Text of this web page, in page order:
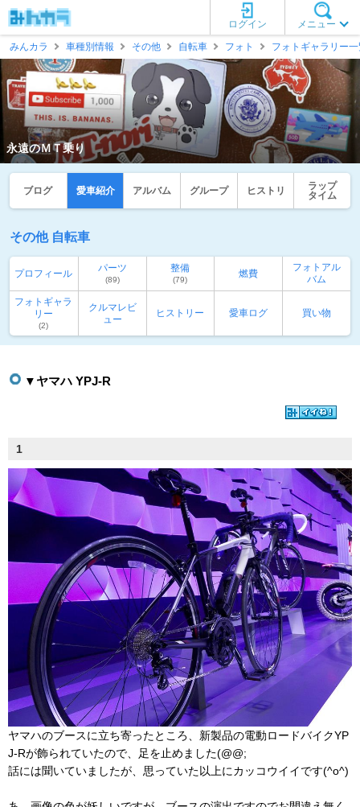
メニュー
ログイン
みんカラ
車種別情報 その他 自転車 フォト フォトギャラリー
永遠のＭＴ乗り
ブログ 愛車紹介 アルバム グループ ヒストリ
ラップ
タイム
その他 自転車
プロフィール パーツ
(89)
整備
(79)
燃費
フォトアル
バム
フォトギャラ
リー
(2)
クルマレビ
ュー
ヒストリー 愛車ログ 買い物
▼ヤマハ YPJ-R
1
ヤマハのブースに立ち寄ったところ、新製品の電動ロードバイクYP
J-Rが飾られていたので、足を止めました(@@;
話には聞いていましたが、思っていた以上にカッコウイイです(^o^)